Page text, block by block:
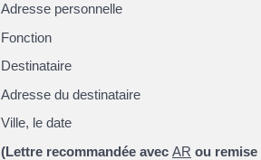
Adresse personnelle
Fonction
Destinataire
Adresse du destinataire
Ville, le date
(Lettre recommandée avec AR ou